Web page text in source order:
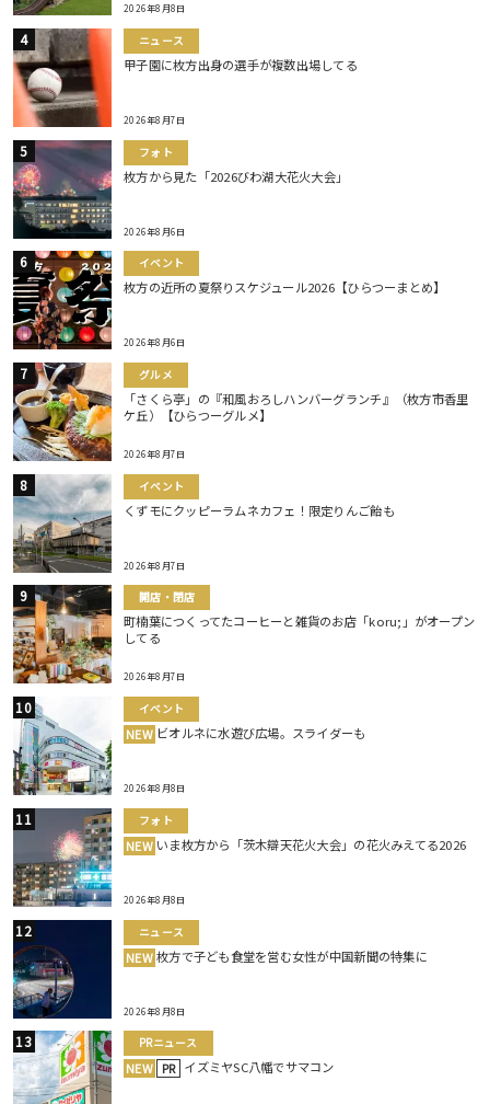
2026年8月8日
ニュース
甲子園に枚方出身の選手が複数出場してる
2026年8月7日
フォト
枚方から見た「2026びわ湖大花火大会」
2026年8月6日
イベント
枚方の近所の夏祭りスケジュール2026【ひらつーまとめ】
2026年8月6日
グルメ
「さくら亭」の『和風おろしハンバーグランチ』（枚方市香里
ケ丘）【ひらつーグルメ】
2026年8月7日
イベント
くずモにクッピーラムネカフェ！限定りんご飴も
2026年8月7日
開店・閉店
町楠葉につくってたコーヒーと雑貨のお店「koru;」がオープン
してる
2026年8月7日
イベント
NEW ビオルネに水遊び広場。スライダーも
2026年8月8日
フォト
NEW いま枚方から「茨木辯天花火大会」の花火みえてる2026
2026年8月8日
ニュース
NEW 枚方で子ども食堂を営む女性が中国新聞の特集に
2026年8月8日
PRニュース
NEW PR イズミヤSC八幡でサマコン